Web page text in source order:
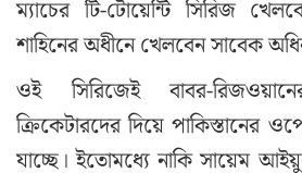
ম্যাচের টি-টোয়েন্টি সিরিজ
শাহিনের অধীনে খেলবেন সাবেক
ওই সিরিজেই বাবর-
ক্রিকেটারদের দিয়ে পাকিস্তানের
যাচ্ছে। ইতোমধ্যে নাকি সায়েম